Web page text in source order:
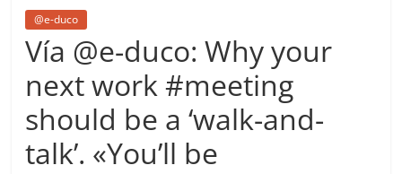
del
Conocimiento
Learn
Do
@e-duco
Vía @e-duco: Why your
next work #meeting
should be a ‘walk-and-
talk’. «You’ll be